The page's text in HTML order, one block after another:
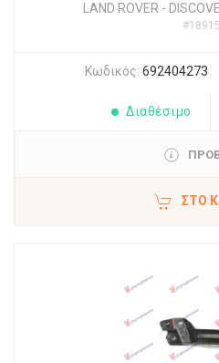
LAND ROVER -
Κωδικός: 692404273
Διαθέσιμο
ΣΤΟ